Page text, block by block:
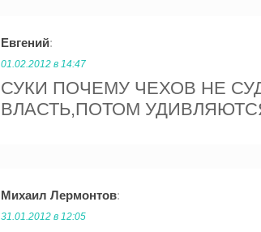
Евгений:
01.02.2012 в 14:47
СУКИ ПОЧЕМУ ЧЕХОВ НЕ
ВЛАСТЬ,ПОТОМ
Михаил Лермонтов:
31.01.2012 в 12:05